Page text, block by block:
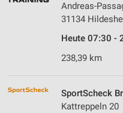
Andreas-
31134
Heute 07:30 -
238,39 km
SportScheck
Kattreppeln 20